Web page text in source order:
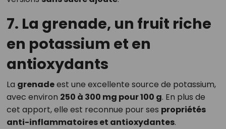
7. La grenade, un fruit riche
en potassium et en
antioxydants
La grenadeest une excellente source de potassium,
avec environ 250 à 300 mg pour 100 g. En plus de
cet apport, elle est reconnue pour ses propriétés
anti-inflammatoires et antioxydantes.